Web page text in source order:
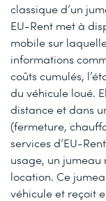
classique d’un
EU-Rent met à
mobile sur
informations
coûts cumulés,
du véhicule loué.
distance et dans
(fermeture,
services d’EU-
usage, un
location. Ce
véhicule et reçoit